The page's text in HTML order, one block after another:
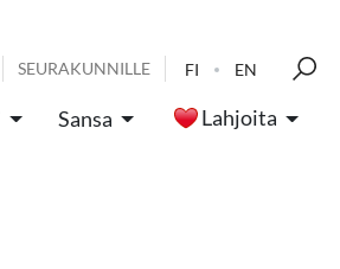
SEURAKUNNILLE FI EN
Sansa Lahjoita